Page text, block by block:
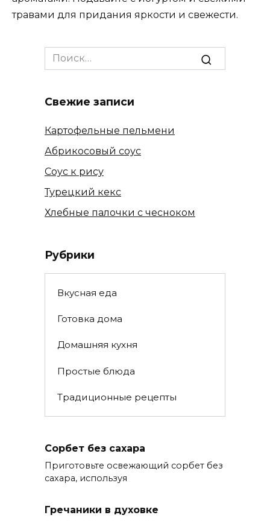
травами для придания яркости и свежести.
Search
for:
Свежие записи
Картофельные пельмени
Абрикосовый соус
Соус к рису
Турецкий кекс
Хлебные палочки с чесноком
Рубрики
Вкусная еда
Готовка дома
Домашняя кухня
Простые блюда
Традиционные рецепты
Сорбет без сахара
Приготовьте освежающий сорбет без
сахара, используя
Гречаники в духовке